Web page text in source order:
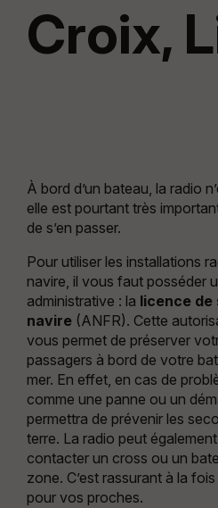
Croix,
À bord d’un bateau, la radio
elle est pourtant très
de s’en passer.
Pour utiliser les installations
navire, il vous faut posséder
administrative : la licence de
navire(ANFR). Cette
vous permet de préserver
passagers à bord de votre
mer. En effet, en cas de
comme une panne ou un
permettra de prévenir les
terre. La radio peut
contacter un cross ou un
zone. C’est rassurant à la
pour vos proches.